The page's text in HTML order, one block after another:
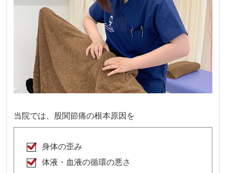
当院では、股関節痛の根本原因を
身体の歪み
体液・血液の循環の悪さ